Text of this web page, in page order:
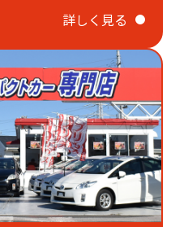
となります。
詳しく見る